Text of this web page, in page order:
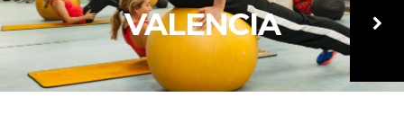
VALENCIA